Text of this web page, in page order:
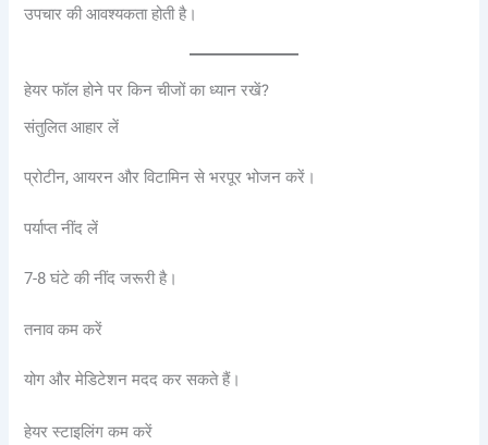
उपचार की आवश्यकता होती है।
हेयर फॉल होने पर किन चीजों का ध्यान रखें?
संतुलित आहार लें
प्रोटीन, आयरन और विटामिन से भरपूर भोजन करें।
पर्याप्त नींद लें
7-8 घंटे की नींद जरूरी है।
तनाव कम करें
योग और मेडिटेशन मदद कर सकते हैं।
हेयर स्टाइलिंग कम करें